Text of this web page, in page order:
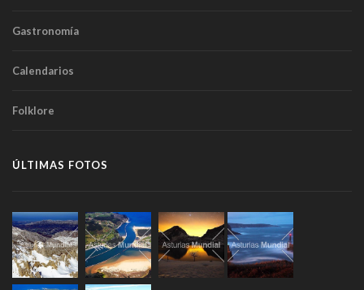
Gastronomía
Calendarios
Folklore
ÚLTIMAS FOTOS